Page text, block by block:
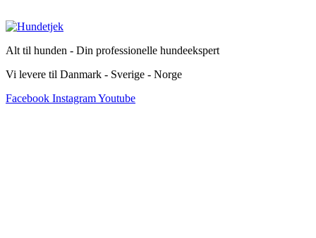
Alt til hunden - Din professionelle hundeekspert
Vi levere til Danmark - Sverige - Norge
Facebook InstagramYoutube